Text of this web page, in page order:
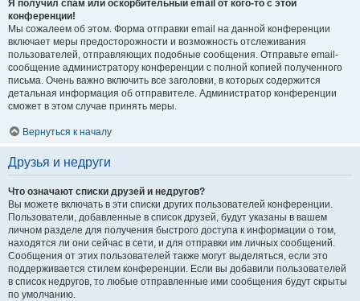
Я получил спам или оскорбительный email от кого-то с этой
конференции!
Мы сожалеем об этом. Форма отправки email на данной конференции
включает меры предосторожности и возможность отслеживания
пользователей, отправляющих подобные сообщения. Отправьте email-
сообщение администратору конференции с полной копией полученного
письма. Очень важно включить все заголовки, в которых содержится
детальная информация об отправителе. Администратор конференции
сможет в этом случае принять меры.
Вернуться к началу
Друзья и недруги
Что означают списки друзей и недругов?
Вы можете включать в эти списки других пользователей конференции.
Пользователи, добавленные в список друзей, будут указаны в вашем
личном разделе для получения быстрого доступа к информации о том,
находятся ли они сейчас в сети, и для отправки им личных сообщений.
Сообщения от этих пользователей также могут выделяться, если это
поддерживается стилем конференции. Если вы добавили пользователей
в список недругов, то любые отправленные ими сообщения будут скрыты
по умолчанию.